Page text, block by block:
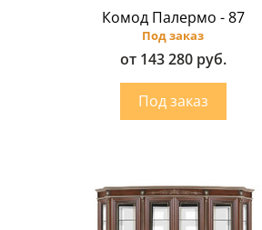
Комод Палермо - 87
Под заказ
от 143 280 руб.